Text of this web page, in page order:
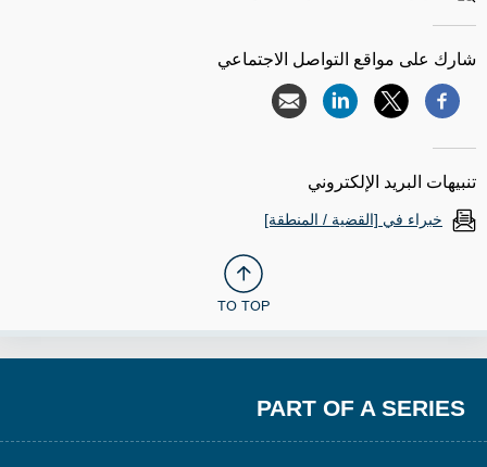
شارك على مواقع التواصل الاجتماعي
تنبيهات البريد الإلكتروني
خبراء في [القضية / المنطقة]
TO TOP
PART OF A SERIES